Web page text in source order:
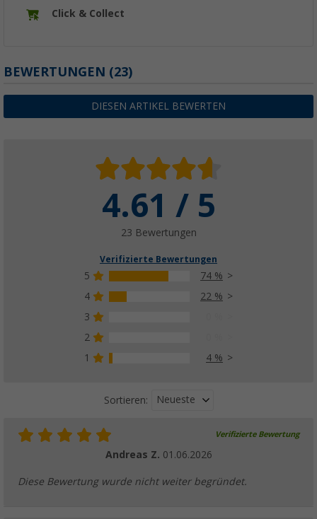
Click & Collect
BEWERTUNGEN (23)
DIESEN ARTIKEL BEWERTEN
4.61 / 5
23 Bewertungen
Verifizierte Bewertungen
5
74 %
4
22 %
3
2
1
4 %
Sortieren: Neueste
Verifizierte Bewertung
Andreas Z. 01.06.2026
Diese Bewertung wurde nicht weiter begründet.